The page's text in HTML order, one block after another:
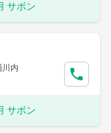
サボン
内
サボン